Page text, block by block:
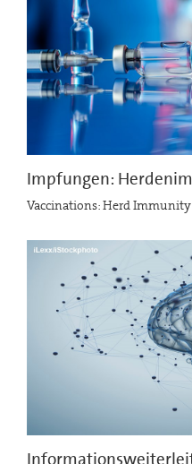
Impfungen:
Vaccinations: Herd Immunity